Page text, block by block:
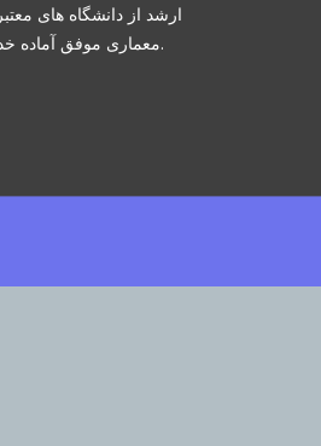
ارشد از دانشگاه های
معماری موفق آماده خدمت رسانی به شما عزیزان هستند.